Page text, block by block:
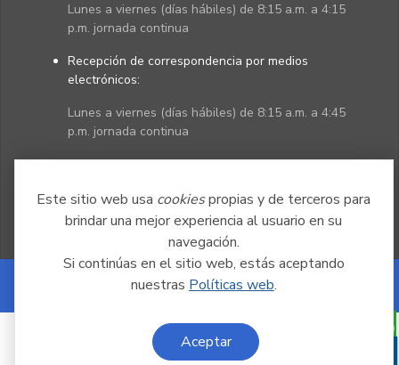
Este sitio web usa cookiespropias y de terceros para
brindar una mejor experiencia al usuario en su
navegación.
Si continúas en el sitio web, estás aceptando
nuestras Políticas web.
Aceptar
Lunes a viernes (días hábiles) de 8:15 a.m. a 4:15
p.m. jornada continua
Recepción de correspondencia por medios
electrónicos:
Lunes a viernes (días hábiles) de 8:15 a.m. a 4:45
p.m. jornada continua
Powered by Nexura